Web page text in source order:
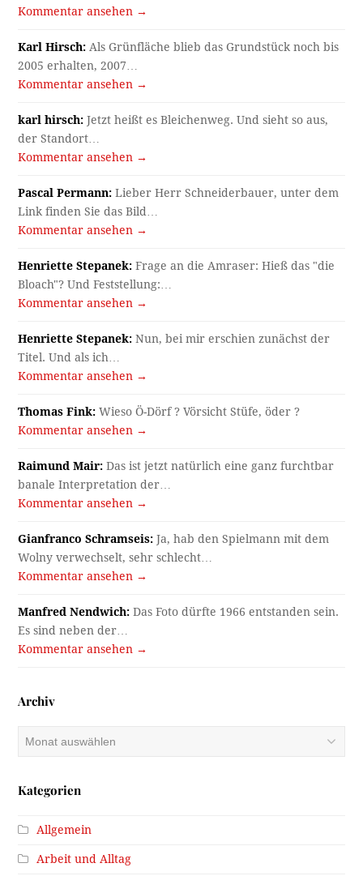
Kommentar ansehen →
Karl Hirsch: Als Grünfläche blieb das Grundstück noch bis
2005 erhalten, 2007…
Kommentar ansehen →
karl hirsch: Jetzt heißt es Bleichenweg. Und sieht so aus,
der Standort…
Kommentar ansehen →
Pascal Permann: Lieber Herr Schneiderbauer, unter dem
Link finden Sie das Bild…
Kommentar ansehen →
Henriette Stepanek: Frage an die Amraser: Hieß das "die
Bloach"? Und Feststellung:…
Kommentar ansehen →
Henriette Stepanek: Nun, bei mir erschien zunächst der
Titel. Und als ich…
Kommentar ansehen →
Thomas Fink: Wieso Ö-Dörf ? Vörsicht Stüfe, öder ?
Kommentar ansehen →
Raimund Mair: Das ist jetzt natürlich eine ganz furchtbar
banale Interpretation der…
Kommentar ansehen →
Gianfranco Schramseis: Ja, hab den Spielmann mit dem
Wolny verwechselt, sehr schlecht…
Kommentar ansehen →
Manfred Nendwich: Das Foto dürfte 1966 entstanden sein.
Es sind neben der…
Kommentar ansehen →
Archiv
Kategorien
Allgemein
Arbeit und Alltag